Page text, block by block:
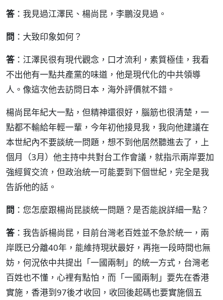
答：我見過江澤民、楊尚昆，李鵬沒見過。
問 ：大致印象如何？
答：江澤民很有現代觀念，口才流利，素質極佳，我看
不出他有一點共產黨的味道，他是現代化的中共領導
人。像這次他去訪問日本，海外評價就不錯。
楊尚昆年紀大一點，但精神還很好，腦筋也很清楚，一
點都不輸給年輕一輩，今年初他接見我，我向他建議在
本世紀內不要談統一問題，想不到他居然聽進去了，上
個月（3月）他主持中共對台工作會議，就指示兩岸要加
強經貿交流，但政治統一可能要到下個世紀，完全是我
告訴他的話。
問 ：您怎麼跟楊尚昆談統一問題？是否能說詳細一點？
答：我告訴楊尚昆，目前台灣老百姓並不急於統一，兩
岸既已分離40年，能維持現狀最好，再拖一段時間也無
妨，何況依中共提出「一國兩制」的統一方式，台灣老
百姓也不懂，心裡有點怕，而「一國兩制」要先在香港
實施，香港到97後才收回，收回後起碼也要實施個五